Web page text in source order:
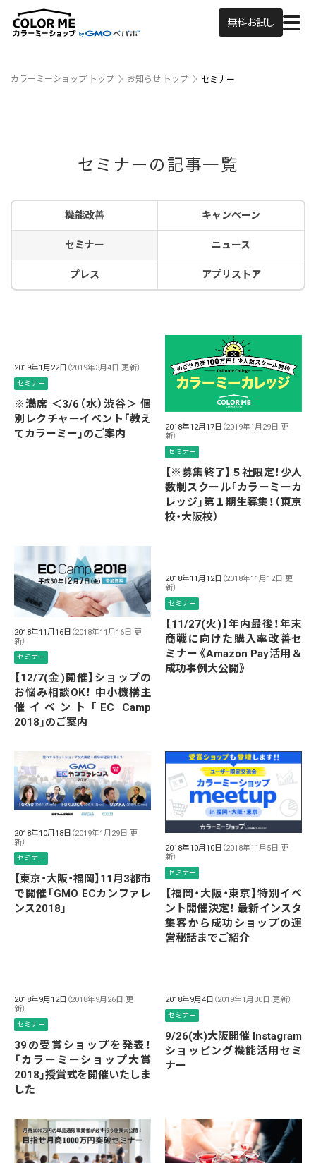
無料お試し
カラーミーショップ トップ お知らせ トップ セミナー
セミナーの記事一覧
機能改善 キャンペーン
セミナー ニュース
プレス アプリストア
2019年1月22日 （2019年3月4日 更新）
セミナー
※満席 ＜3/6（水）渋谷＞ 個
別レクチャーイベント「教え
てカラーミー」のご案内
2018年12月17日 （2019年1月29日 更
新）
セミナー
【※募集終了】５社限定！少人
数制スクール「カラーミーカ
レッジ」第１期生募集！（東京
校・大阪校）
2018年11月16日 （2018年11月16日 更
新）
セミナー
【12/7(金)開催】ショップの
お悩み相談OK！ 中小機構主
催イベント「EC Camp
2018」のご案内
2018年11月12日 （2018年11月12日 更
新）
セミナー
【11/27(火)】年内最後！年末
商戦に向けた購入率改善セ
ミナー《Amazon Pay活用＆
成功事例大公開》
2018年10月18日 （2019年1月29日 更
新）
セミナー
【東京・大阪・福岡】11月3都市
で開催「GMO ECカンファレ
ンス2018」
2018年10月10日 （2018年11月5日 更
新）
セミナー
【福岡・大阪・東京】特別イベ
ント開催決定！ 最新インスタ
集客から成功ショップの運
営秘話までご紹介
2018年9月12日 （2018年9月26日 更
新）
セミナー
39の受賞ショップを発表！
「カラーミーショップ大賞
2018」授賞式を開催いたしま
した
2018年9月4日 （2019年1月30日 更新）
セミナー
9/26(水)大阪開催 Instagram
ショッピング機能活用セミ
ナー